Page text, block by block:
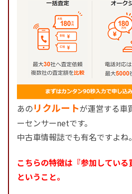
あのリクルートが運営する車
ーセンサーnetです。
中古車情報誌でも有名ですよね。
こちらの特徴は『参加している
ということ。